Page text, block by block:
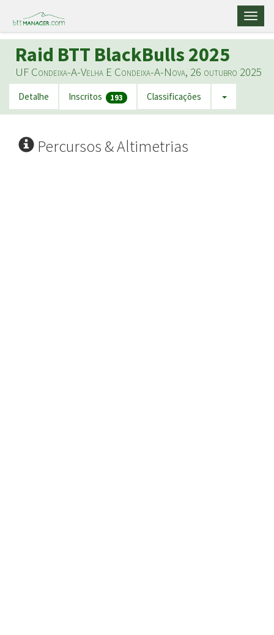
Raid BTT BlackBulls 2025
UF Condeixa-A-Velha E Condeixa-A-Nova, 26 outubro 2025
Detalhe Inscritos 193 Classificações
Percursos & Altimetrias